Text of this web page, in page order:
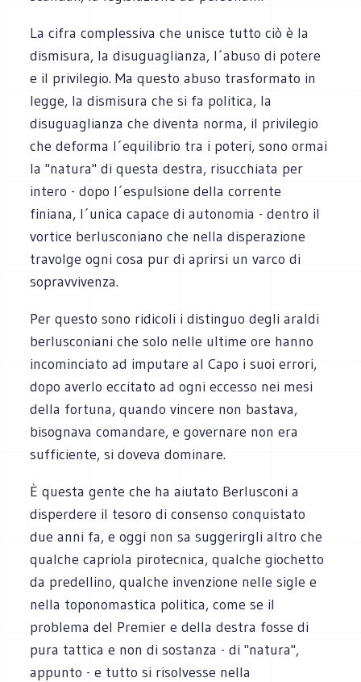
La cifra complessiva che unisce tutto ciò è la
dismisura, la disuguaglianza, l´abuso di potere
e il privilegio. Ma questo abuso trasformato in
legge, la dismisura che si fa politica, la
disuguaglianza che diventa norma, il privilegio
che deforma l´equilibrio tra i poteri, sono ormai
la "natura" di questa destra, risucchiata per
intero - dopo l´espulsione della corrente
finiana, l´unica capace di autonomia - dentro il
vortice berlusconiano che nella disperazione
travolge ogni cosa pur di aprirsi un varco di
sopravvivenza.
Per questo sono ridicoli i distinguo degli araldi
berlusconiani che solo nelle ultime ore hanno
incominciato ad imputare al Capo i suoi errori,
dopo averlo eccitato ad ogni eccesso nei mesi
della fortuna, quando vincere non bastava,
bisognava comandare, e governare non era
sufficiente, si doveva dominare.
È questa gente che ha aiutato Berlusconi a
disperdere il tesoro di consenso conquistato
due anni fa, e oggi non sa suggerirgli altro che
qualche capriola pirotecnica, qualche giochetto
da predellino, qualche invenzione nelle sigle e
nella toponomastica politica, come se il
problema del Premier e della destra fosse di
pura tattica e non di sostanza - di "natura",
appunto - e tutto si risolvesse nella